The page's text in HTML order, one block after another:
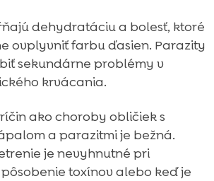
dehydratáciu a bolesť, ktoré
ovplyvniť farbu ďasien. Parazity
sekundárne problémy v
krvácania.
ako choroby obličiek s
a parazitmi je bežná.
je nevyhnutné pri
toxínov alebo keď je